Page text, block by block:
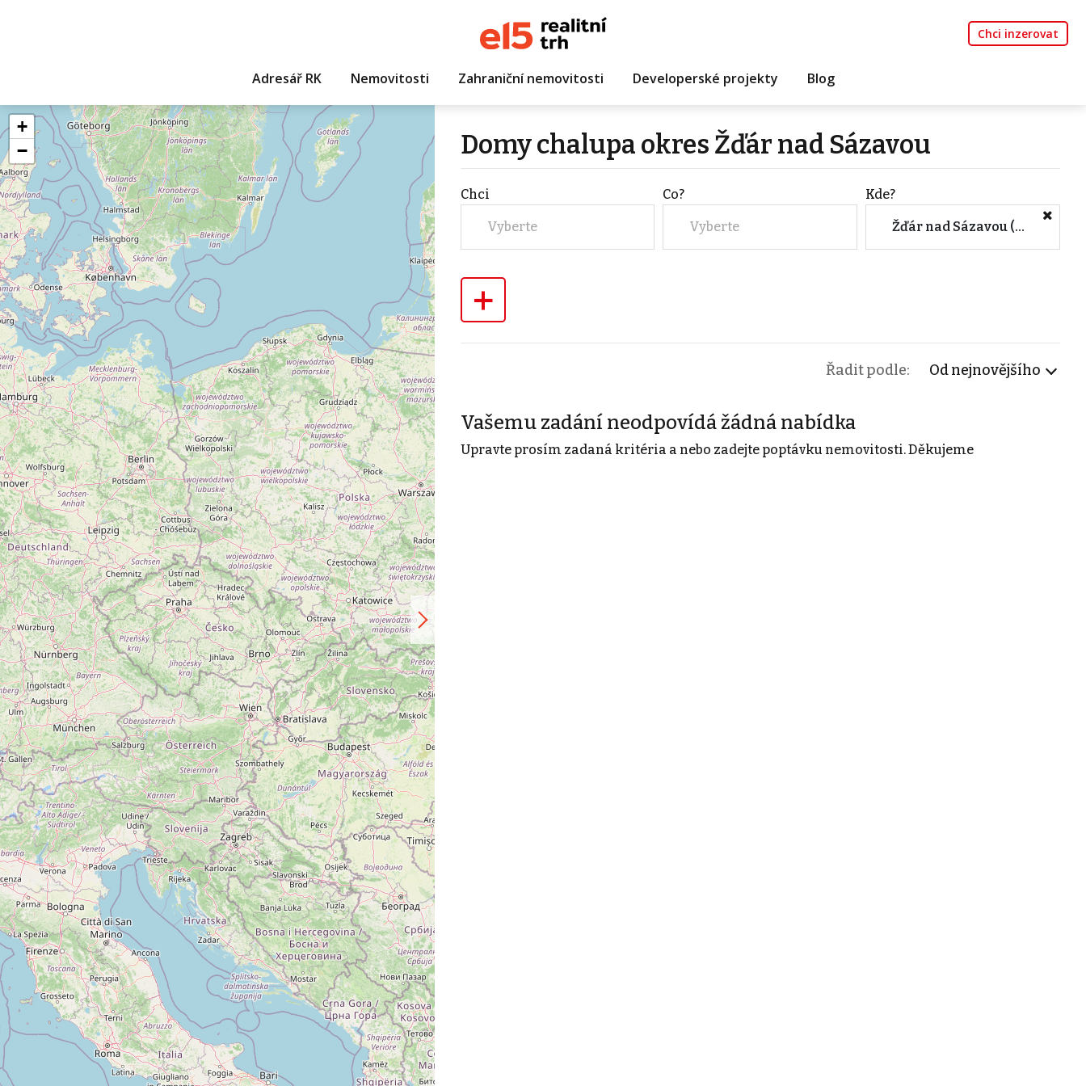
Chci inzerovat
Adresář RK Nemovitosti Zahraniční nemovitosti Developerské projekty Blog
+
−
Domy chalupa okres Žďár nad Sázavou
Chci
Vyberte
Co?
Vyberte
Kde?
Žďár nad Sázavou (Okres, Kraj Vysočina)
+
Řadit podle: Od nejnovějšího
Vašemu zadání neodpovídá žádná nabídka
Upravte prosím zadaná kritéria a nebo zadejte poptávku nemovitosti. Děkujeme